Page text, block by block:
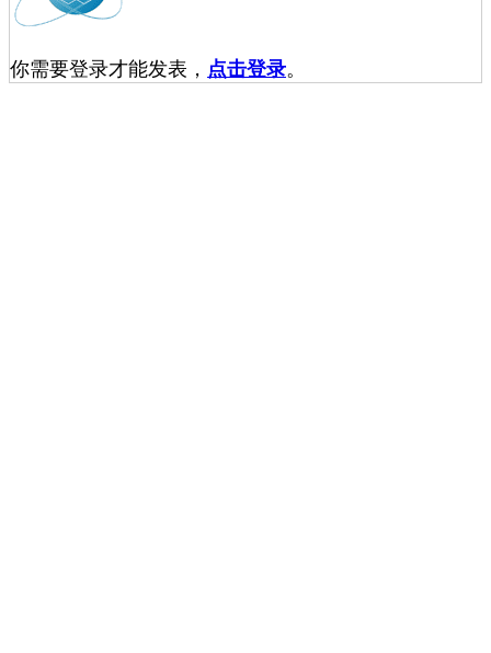
你需要登录才能发表， 点击登录。